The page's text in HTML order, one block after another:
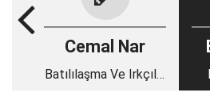
Cemal Nar
Batılılaşma Ve Irkçılık